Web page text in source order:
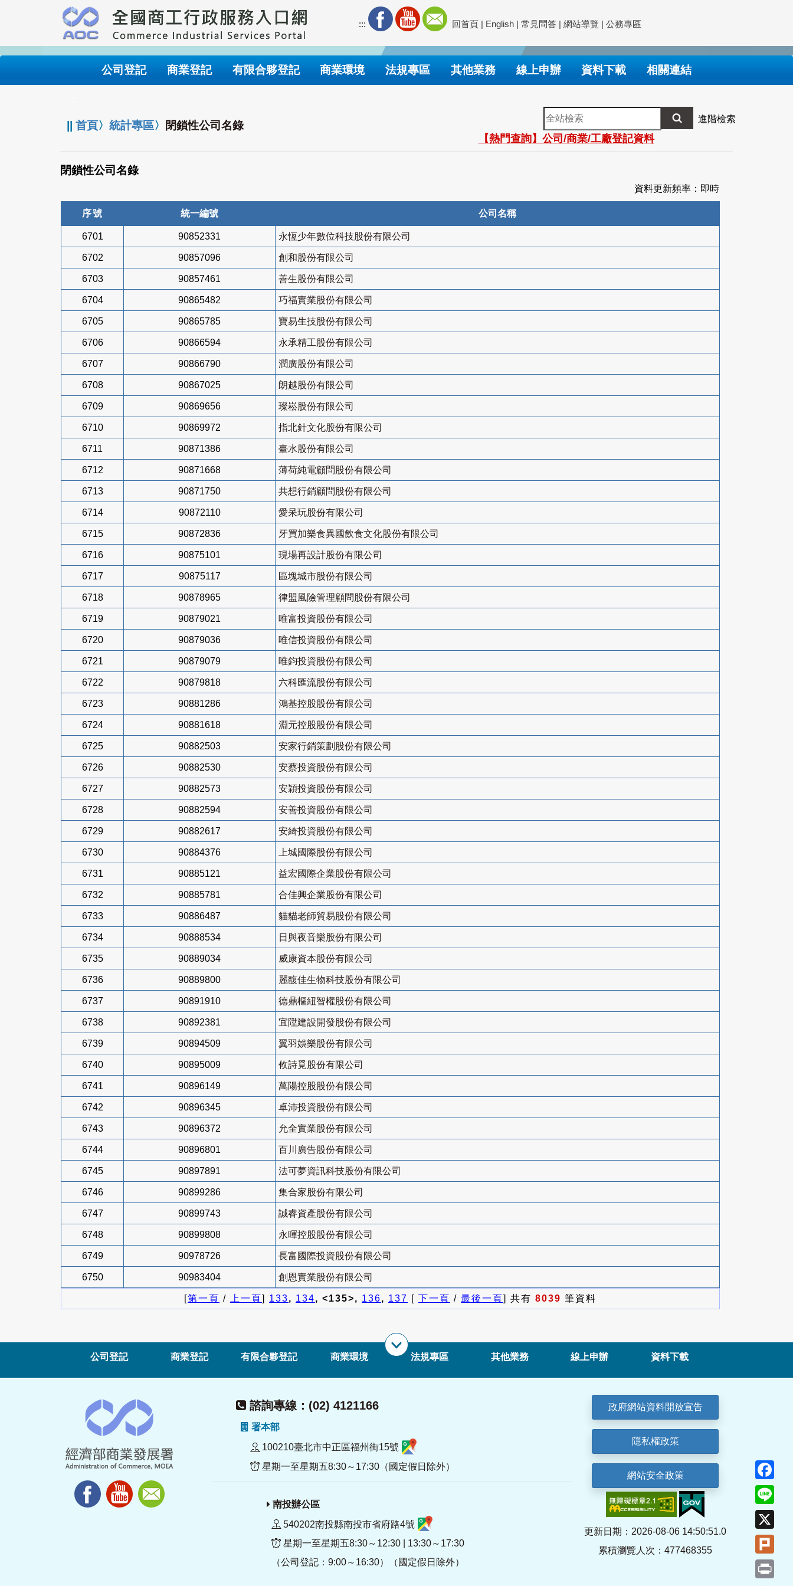
要
內
::: 回首頁 | English | 常見問答 | 網站導覽 | 公務專區
公司登記 商業登記 有限合夥登記 商業環境 法規專區 其他業務 線上申辦 資料下載 相關連結
||首頁〉統計專區〉 閉鎖性公司名錄
全
站
檢
索
進階檢索
【熱門查詢】公司/商業/工廠登記資料
閉鎖性公司名錄
資料更新頻率：即時
序號 統一編號 公司名稱
6701 90852331 永恆少年數位科技股份有限公司
6702 90857096 創和股份有限公司
6703 90857461 善生股份有限公司
6704 90865482 巧福實業股份有限公司
6705 90865785 寶易生技股份有限公司
6706 90866594 永承精工股份有限公司
6707 90866790 潤廣股份有限公司
6708 90867025 朗越股份有限公司
6709 90869656 璨崧股份有限公司
6710 90869972 指北針文化股份有限公司
6711 90871386 臺水股份有限公司
6712 90871668 薄荷純電顧問股份有限公司
6713 90871750 共想行銷顧問股份有限公司
6714 90872110 愛呆玩股份有限公司
6715 90872836 牙買加樂食異國飲食文化股份有限公司
6716 90875101 現場再設計股份有限公司
6717 90875117 區塊城市股份有限公司
6718 90878965 律盟風險管理顧問股份有限公司
6719 90879021 唯富投資股份有限公司
6720 90879036 唯信投資股份有限公司
6721 90879079 唯鈞投資股份有限公司
6722 90879818 六科匯流股份有限公司
6723 90881286 鴻基控股股份有限公司
6724 90881618 淵元控股股份有限公司
6725 90882503 安家行銷策劃股份有限公司
6726 90882530 安蔡投資股份有限公司
6727 90882573 安穎投資股份有限公司
6728 90882594 安善投資股份有限公司
6729 90882617 安綺投資股份有限公司
6730 90884376 上城國際股份有限公司
6731 90885121 益宏國際企業股份有限公司
6732 90885781 合佳興企業股份有限公司
6733 90886487 貓貓老師貿易股份有限公司
6734 90888534 日與夜音樂股份有限公司
6735 90889034 威康資本股份有限公司
6736 90889800 麗馥佳生物科技股份有限公司
6737 90891910 德鼎樞紐智權股份有限公司
6738 90892381 宜陞建設開發股份有限公司
6739 90894509 翼羽娛樂股份有限公司
6740 90895009 攸詩覓股份有限公司
6741 90896149 萬陽控股股份有限公司
6742 90896345 卓沛投資股份有限公司
6743 90896372 允全實業股份有限公司
6744 90896801 百川廣告股份有限公司
6745 90897891 法可夢資訊科技股份有限公司
6746 90899286 集合家股份有限公司
6747 90899743 誠睿資產股份有限公司
6748 90899808 永暉控股股份有限公司
6749 90978726 長富國際投資股份有限公司
6750 90983404 創恩實業股份有限公司
[第一頁 / 上一頁] 133, 134, <135>, 136, 137 [ 下一頁 / 最後一頁] 共有 8039 筆資料
公司登記 商業登記 有限合夥登記 商業環境 法規專區 其他業務 線上申辦 資料下載
諮詢專線：(02) 4121166
署本部
100210臺北市中正區福州街15號
星期一至星期五8:30～17:30（國定假日除外）
南投辦公區
540202南投縣南投市省府路4號
星期一至星期五8:30～12:30 | 13:30～17:30
（公司登記：9:00～16:30）（國定假日除外）
政府網站資料開放宣告
隱私權政策
網站安全政策
更新日期：2026-08-06 14:50:51.0
累積瀏覽人次：477468355